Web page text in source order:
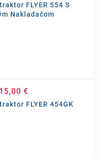
FLYER 554 S
Nakladačom
€Cena
FLYER 454GK